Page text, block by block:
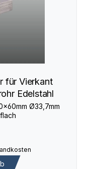
für Vierkant
Edelstahl
Ø33,7mm